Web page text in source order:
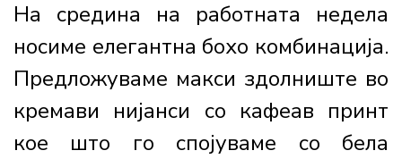
На средина на работната недела
носиме елегантна бохо комбинација.
Предложуваме макси здолниште во
кремави нијанси со кафеав принт
кое што го спојуваме со бела